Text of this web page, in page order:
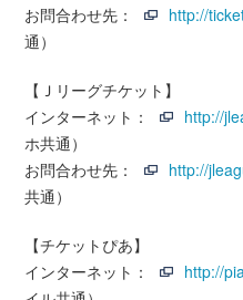
お問合わせ先：
http://
通）
【Ｊリーグチケット】
インターネット：
http://
ホ共通）
お問合わせ先：
http://
共通）
【チケットぴあ】
インターネット：
http://